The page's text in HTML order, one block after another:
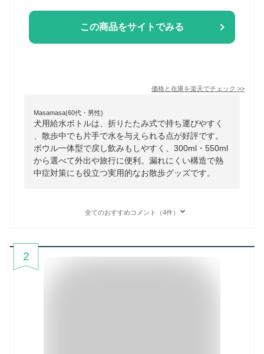
この商品をサイトでみる
価格と在庫を楽天でチェック >>
Masamasa(60代・男性)
犬用給水ボトルは、折りたたみ式で持ち運びやすく
、散歩中でも片手で水を与えられる点が好評です。
ボウル一体型で戻し飲みもしやすく、300ml・550ml
から選べて外出や旅行に便利。漏れにくい構造で熱
中症対策にも役立つ実用的なお散歩グッズです。
全てのおすすめコメント（4件）
2